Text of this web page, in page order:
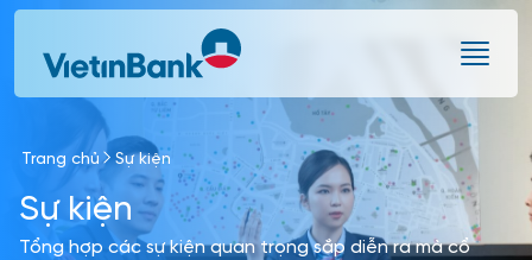
Skip to Main Content
Trang chủ Sự kiện
Sự kiện
Tổng hợp các sự kiện quan trọng sắp diễn ra mà cổ